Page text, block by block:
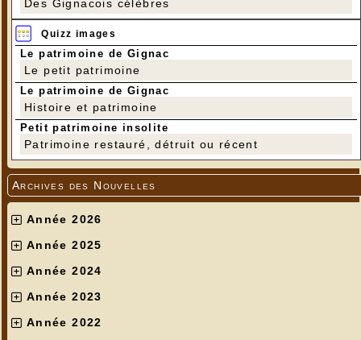
Des Gignacois célèbres
Quizz images
Le patrimoine de Gignac
Le petit patrimoine
Le patrimoine de Gignac
Histoire et patrimoine
Petit patrimoine insolite
Patrimoine restauré, détruit ou récent
Archives des Nouvelles
Année 2026
Année 2025
Année 2024
Année 2023
Année 2022